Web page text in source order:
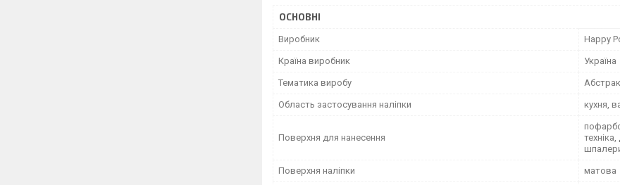
ОСНОВНІ
Виробник Happy
Країна виробник Україна
Тематика виробу
Область застосування наліпки кухня,
Поверхня для нанесення
Поверхня наліпки матова